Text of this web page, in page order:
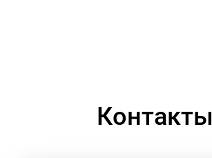
Контакты